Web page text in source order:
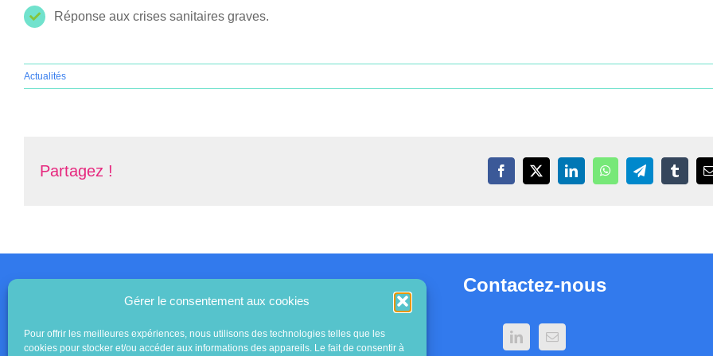
Gérer le consentement aux cookies
Pour offrir les meilleures expériences, nous utilisons des technologies telles que les
cookies pour stocker et/ou accéder aux informations des appareils. Le fait de consentir à
Réponse aux crises sanitaires graves.
Actualités
Partagez ! Facebook
X LinkedInWhatsAppTelegramTumblr
Contactez-nous